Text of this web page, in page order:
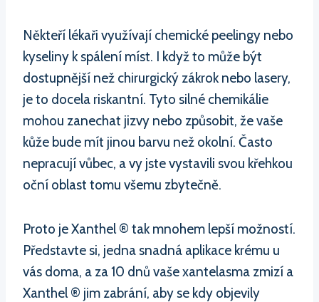
Někteří lékaři využívají chemické peelingy nebo
kyseliny k spálení míst. I když to může být
dostupnější než chirurgický zákrok nebo lasery,
je to docela riskantní. Tyto silné chemikálie
mohou zanechat jizvy nebo způsobit, že vaše
kůže bude mít jinou barvu než okolní. Často
nepracují vůbec, a vy jste vystavili svou křehkou
oční oblast tomu všemu zbytečně.
Proto je Xanthel ® tak mnohem lepší možností.
Představte si, jedna snadná aplikace krému u
vás doma, a za 10 dnů vaše xantelasma zmizí a
Xanthel ® jim zabrání, aby se kdy objevily